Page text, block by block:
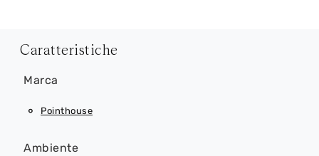
Caratteristiche
Marca
Pointhouse
Ambiente